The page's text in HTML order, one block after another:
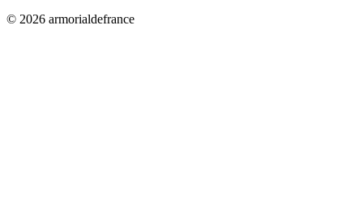
© 2026 armorialdefrance